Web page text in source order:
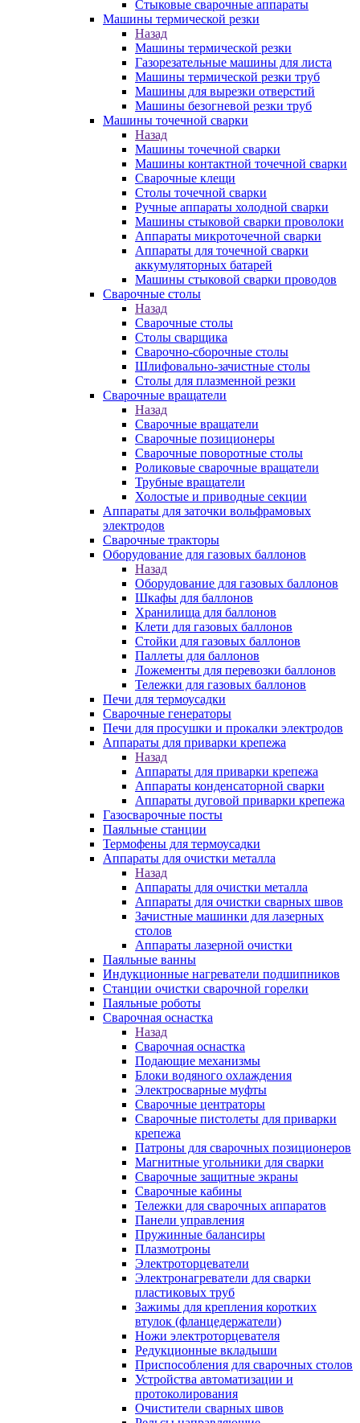
Стыковые сварочные аппараты
Машины термической резки
Назад
Машины термической резки
Газорезательные машины для листа
Машины термической резки труб
Машины для вырезки отверстий
Машины безогневой резки труб
Машины точечной сварки
Назад
Машины точечной сварки
Машины контактной точечной сварки
Сварочные клещи
Столы точечной сварки
Ручные аппараты холодной сварки
Машины стыковой сварки проволоки
Аппараты микроточечной сварки
Аппараты для точечной сварки
аккумуляторных батарей
Машины стыковой сварки проводов
Сварочные столы
Назад
Сварочные столы
Столы сварщика
Сварочно-сборочные столы
Шлифовально-зачистные столы
Столы для плазменной резки
Сварочные вращатели
Назад
Сварочные вращатели
Сварочные позиционеры
Сварочные поворотные столы
Роликовые сварочные вращатели
Трубные вращатели
Холостые и приводные секции
Аппараты для заточки вольфрамовых
электродов
Сварочные тракторы
Оборудование для газовых баллонов
Назад
Оборудование для газовых баллонов
Шкафы для баллонов
Хранилища для баллонов
Клети для газовых баллонов
Стойки для газовых баллонов
Паллеты для баллонов
Ложементы для перевозки баллонов
Тележки для газовых баллонов
Печи для термоусадки
Сварочные генераторы
Печи для просушки и прокалки электродов
Аппараты для приварки крепежа
Назад
Аппараты для приварки крепежа
Аппараты конденсаторной сварки
Аппараты дуговой приварки крепежа
Газосварочные посты
Паяльные станции
Термофены для термоусадки
Аппараты для очистки металла
Назад
Аппараты для очистки металла
Аппараты для очистки сварных швов
Зачистные машинки для лазерных
столов
Аппараты лазерной очистки
Паяльные ванны
Индукционные нагреватели подшипников
Станции очистки сварочной горелки
Паяльные роботы
Сварочная оснастка
Назад
Сварочная оснастка
Подающие механизмы
Блоки водяного охлаждения
Электросварные муфты
Сварочные центраторы
Сварочные пистолеты для приварки
крепежа
Патроны для сварочных позиционеров
Магнитные угольники для сварки
Сварочные защитные экраны
Сварочные кабины
Тележки для сварочных аппаратов
Панели управления
Пружинные балансиры
Плазмотроны
Электроторцеватели
Электронагреватели для сварки
пластиковых труб
Зажимы для крепления коротких
втулок (фланцедержатели)
Ножи электроторцевателя
Редукционные вкладыши
Приспособления для сварочных столов
Устройства автоматизации и
протоколирования
Очистители сварных швов